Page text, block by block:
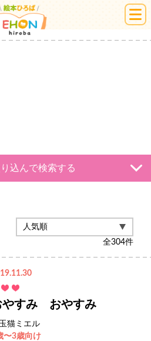
絵本ひろば
込んで検索する
全304件
やすみ おやすみ
猫ミエル
〜3歳向け